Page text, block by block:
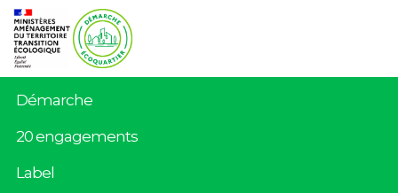
Démarche
20 engagements
Label